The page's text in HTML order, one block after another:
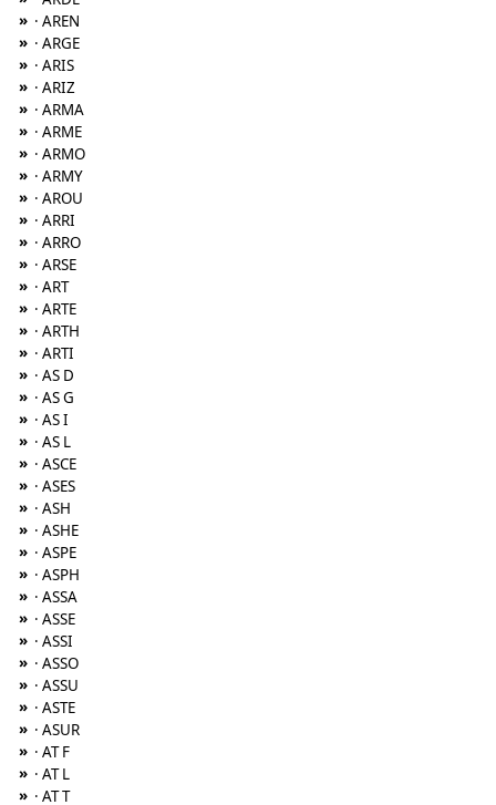
» · AREN
» · ARGE
» · ARIS
» · ARIZ
» · ARMA
» · ARME
» · ARMO
» · ARMY
» · AROU
» · ARRI
» · ARRO
» · ARSE
» · ART
» · ARTE
» · ARTH
» · ARTI
» · AS D
» · AS G
» · AS I
» · AS L
» · ASCE
» · ASES
» · ASH
» · ASHE
» · ASPE
» · ASPH
» · ASSA
» · ASSE
» · ASSI
» · ASSO
» · ASSU
» · ASTE
» · ASUR
» · AT F
» · AT L
» · AT T